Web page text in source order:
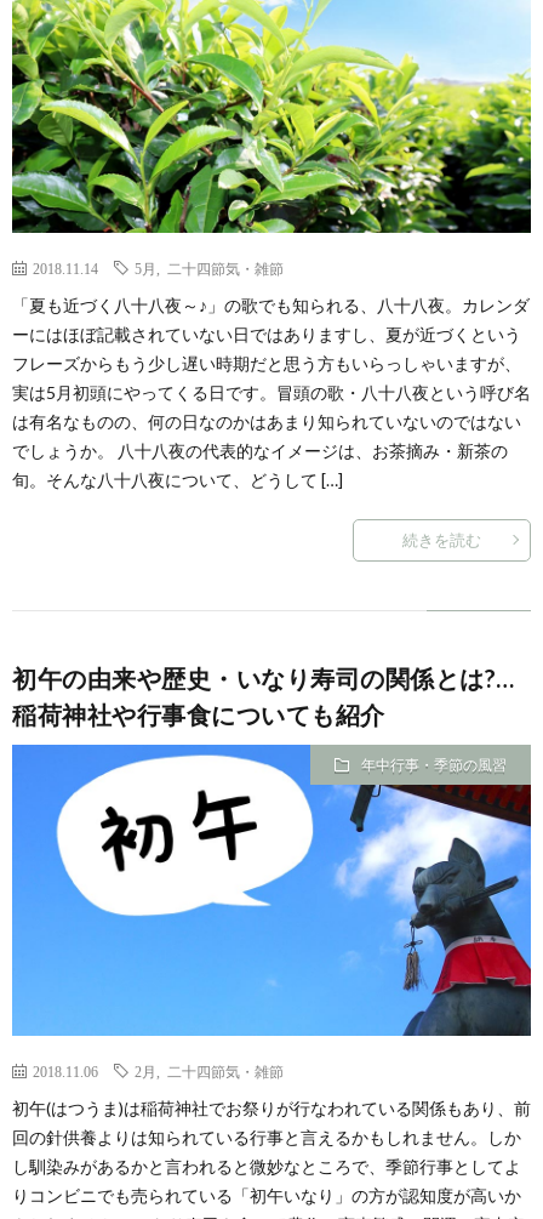
2018.11.14 5月 二十四節気・雑節
「夏も近づく八十八夜～♪」の歌でも知られる、八十八夜。カレンダ
ーにはほぼ記載されていない日ではありますし、夏が近づくという
フレーズからもう少し遅い時期だと思う方もいらっしゃいますが、
実は5月初頭にやってくる日です。冒頭の歌・八十八夜という呼び名
は有名なものの、何の日なのかはあまり知られていないのではない
でしょうか。 八十八夜の代表的なイメージは、お茶摘み・新茶の
旬。そんな八十八夜について、どうして […]
続きを読む
初午の由来や歴史・いなり寿司の関係とは?…
稲荷神社や行事食についても紹介
年中行事・季節の風習
2018.11.06 2月 二十四節気・雑節
初午(はつうま)は稲荷神社でお祭りが行なわれている関係もあり、前
回の針供養よりは知られている行事と言えるかもしれません。しか
し馴染みがあるかと言われると微妙なところで、季節行事としてよ
りコンビニでも売られている「初午いなり」の方が認知度が高いか